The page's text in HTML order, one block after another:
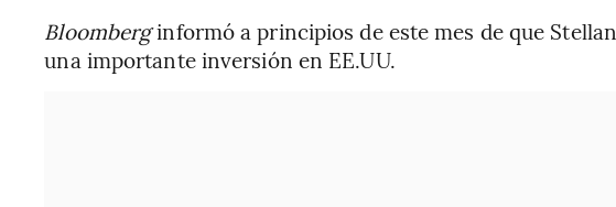
Bloomberginformó a principios de este mes de que
una importante inversión en EE.UU.